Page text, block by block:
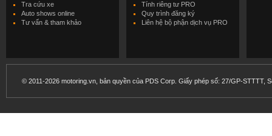
Tra cứu xe
Auto shows online
Tư vấn & tham khảo
Tính riêng tư PRO
Quy trình đăng ký
Liên hệ bộ phận dịch vụ PRO
© 2011-2026 motoring.vn, bản quyền của PDS Corp. Giấy phép số: 27/GP-STTTT,